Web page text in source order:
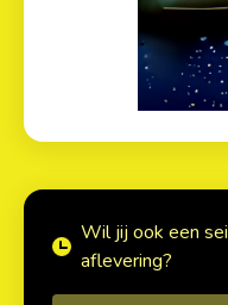
Wil jij ook een
aflevering?